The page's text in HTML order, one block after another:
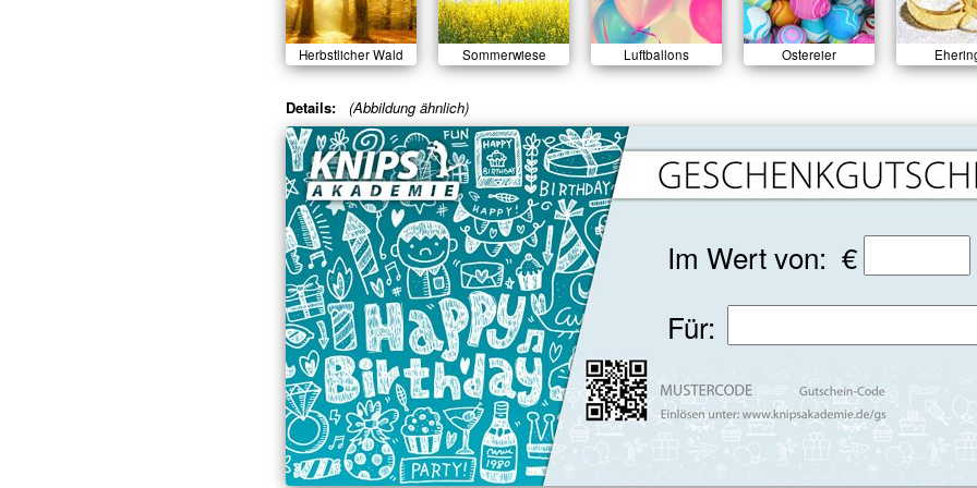
Herbstlicher Wald Sommerwiese Luftballons Ostereier
Details: (Abbildung ähnlich)
Im Wert von: €
Für: